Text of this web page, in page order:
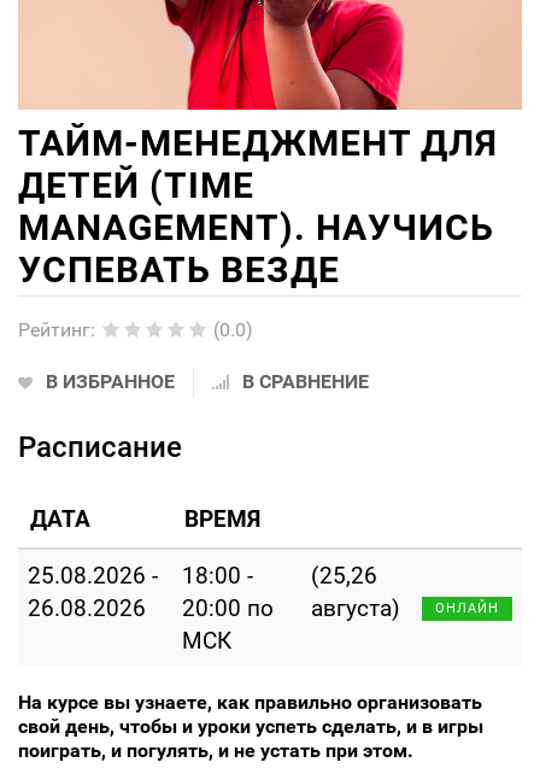
ТАЙМ-МЕНЕДЖМЕНТ ДЛЯ
ДЕТЕЙ (TIME
MANAGEMENT). НАУЧИСЬ
УСПЕВАТЬ ВЕЗДЕ
Рейтинг: (0.0)
В ИЗБРАННОЕ В СРАВНЕНИЕ
Расписание
ДАТА ВРЕМЯ
25.08.2026 -
26.08.2026
18:00 -
20:00 по
МСК
(25,26
августа)
ОНЛАЙН
На курсе вы узнаете, как правильно организовать
свой день, чтобы и уроки успеть сделать, и в игры
поиграть, и погулять, и не устать при этом.